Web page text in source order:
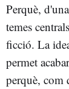
Perquè,
temes
ficció. La
permet
perquè, com